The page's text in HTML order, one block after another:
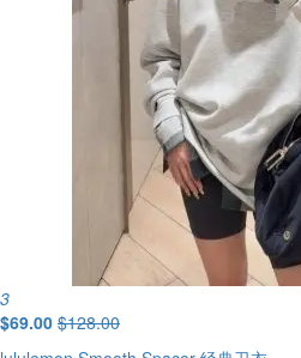
3
$69.00 $128.00